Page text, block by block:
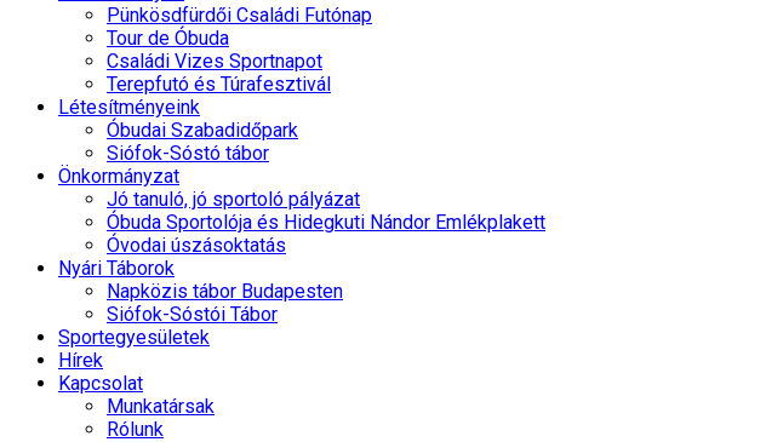
Pünkösdfürdői Családi Futónap
Tour de Óbuda
Családi Vizes Sportnapot
Terepfutó és Túrafesztivál
Létesítményeink
Óbudai Szabadidőpark
Siófok-Sóstó tábor
Önkormányzat
Jó tanuló, jó sportoló pályázat
Óbuda Sportolója és Hidegkuti Nándor Emlékplakett
Óvodai úszásoktatás
Nyári Táborok
Napközis tábor Budapesten
Siófok-Sóstói Tábor
Sportegyesületek
Hírek
Kapcsolat
Munkatársak
Rólunk